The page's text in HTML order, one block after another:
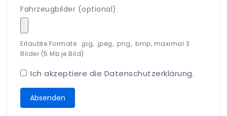
Fahrzeugbilder (optional)
Erlaubte Formate: .jpg, .jpeg, .png, .bmp, maximal 3
Bilder (5 Mb je Bild)
Ich akzeptiere die Datenschutzerklärung.
Absenden